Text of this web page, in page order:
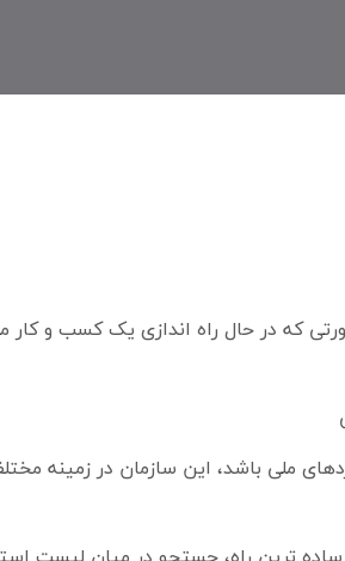
که در حال راه اندازی یک کسب و کار
ملی باشد، این سازمان در زمینه